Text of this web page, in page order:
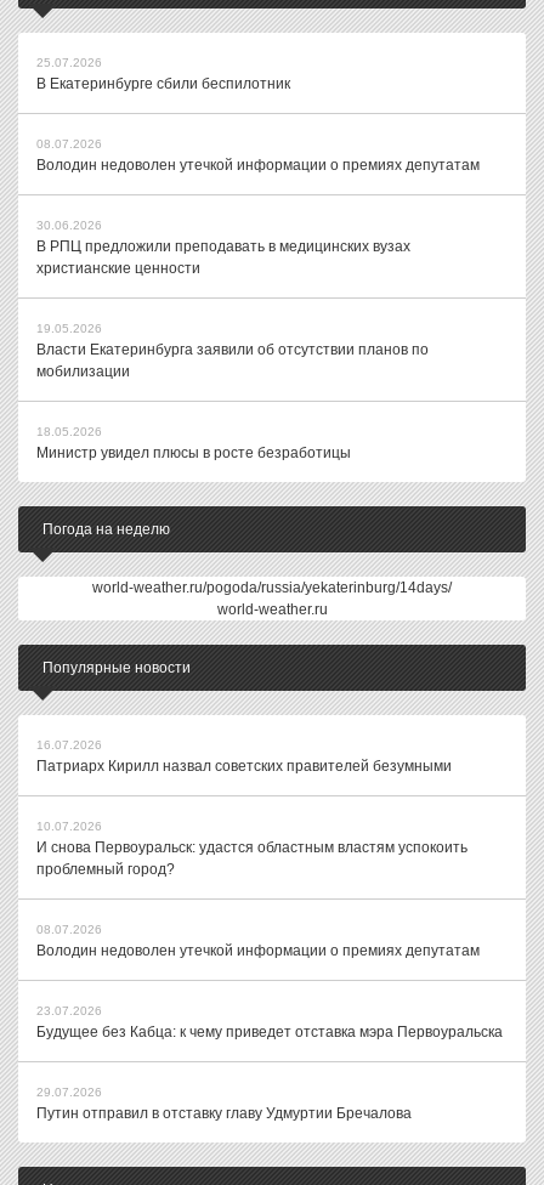
25.07.2026
В Екатеринбурге сбили беспилотник
08.07.2026
Володин недоволен утечкой информации о премиях депутатам
30.06.2026
В РПЦ предложили преподавать в медицинских вузах
христианские ценности
19.05.2026
Власти Екатеринбурга заявили об отсутствии планов по
мобилизации
18.05.2026
Министр увидел плюсы в росте безработицы
Погода на неделю
world-weather.ru/pogoda/russia/yekaterinburg/14days/
world-weather.ru
Популярные новости
16.07.2026
Патриарх Кирилл назвал советских правителей безумными
10.07.2026
И снова Первоуральск: удастся областным властям успокоить
проблемный город?
08.07.2026
Володин недоволен утечкой информации о премиях депутатам
23.07.2026
Будущее без Кабца: к чему приведет отставка мэра Первоуральска
29.07.2026
Путин отправил в отставку главу Удмуртии Бречалова